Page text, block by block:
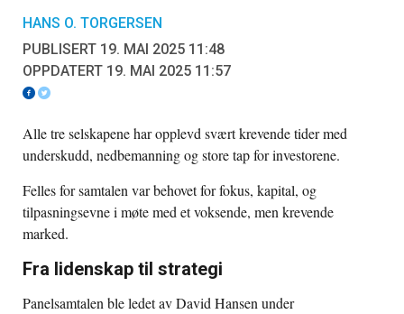
HANS O. TORGERSEN
PUBLISERT 19. MAI 2025 11:48
OPPDATERT 19. MAI 2025 11:57
Alle tre selskapene har opplevd svært krevende tider med
underskudd, nedbemanning og store tap for investorene.
Felles for samtalen var behovet for fokus, kapital, og
tilpasningsevne i møte med et voksende, men krevende
marked.
Fra lidenskap til strategi
Panelsamtalen ble ledet av David Hansen under